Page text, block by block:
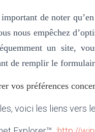
de noter
nous empêchez
un site,
de remplir le
vos préférences
voici les liens vers